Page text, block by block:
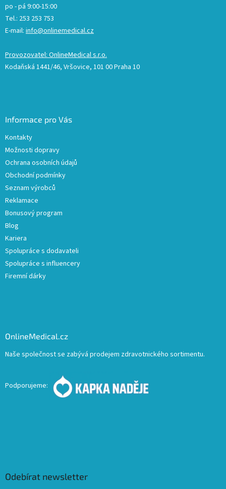
po - pá 9:00-15:00
Tel.: 253 253 753
E-mail: info@onlinemedical.cz
Provozovatel: OnlineMedical s.r.o.
Kodaňská 1441/46, Vršovice, 101 00 Praha 10
Informace pro Vás
Kontakty
Možnosti dopravy
Ochrana osobních údajů
Obchodní podmínky
Seznam výrobců
Reklamace
Bonusový program
Blog
Kariera
Spolupráce s dodavateli
Spolupráce s influencery
Firemní dárky
OnlineMedical.cz
Naše společnost se zabývá prodejem zdravotnického sortimentu.
Podporujeme:
Odebírat newsletter